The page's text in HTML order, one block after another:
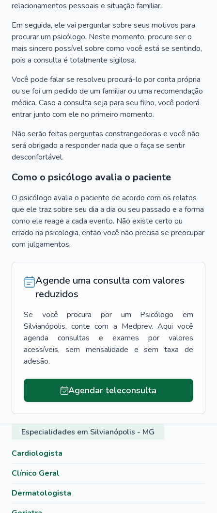
relacionamentos pessoais e situação familiar.
Em seguida, ele vai perguntar sobre seus motivos para
procurar um psicólogo. Neste momento, procure ser o
mais sincero possível sobre como você está se sentindo,
pois a consulta é totalmente sigilosa.
Você pode falar se resolveu procurá-lo por conta própria
ou se foi um pedido de um familiar ou uma recomendação
médica. Caso a consulta seja para seu filho, você poderá
entrar junto com ele no primeiro momento.
Não serão feitas perguntas constrangedoras e você não
será obrigado a responder nada que o faça se sentir
desconfortável.
Como o psicólogo avalia o paciente
O psicólogo avalia o paciente de acordo com os relatos
que ele traz sobre seu dia a dia ou seu passado e a forma
como ele reage a cada evento. Não existe certo ou
errado na psicologia, então você não precisa se preocupar
com julgamentos.
Agende uma consulta com valores
reduzidos
Se você procura por um Psicólogo
em
Silvianópolis, conte com a Medprev. Aqui você
agenda consultas e exames por valores
acessíveis, sem mensalidade e sem taxa de
adesão.
Agendar teleconsulta
Especialidades em Silvianópolis - MG
Cardiologista
Clínico Geral
Dermatologista